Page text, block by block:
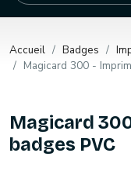
Accueil Badges
Magicard 300 -
Magicard
badges PVC